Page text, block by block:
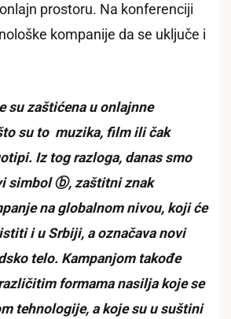
prostoru. Na konferenciji
kompanije da se uključe i
su zaštićena u onlajnne
su to muzika, film ili čak
Iz tog razloga, danas smo
simbol ⓑ, zaštitni znak
na globalnom nivou, koji će
i u Srbiji, a označava novi
telo. Kampanjom takođe
formama nasilja koje se
tehnologije, a koje su u suštini